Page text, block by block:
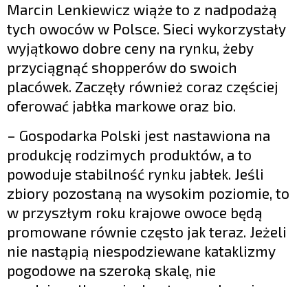
Marcin Lenkiewicz wiąże to z nadpodażą
tych owoców w Polsce. Sieci wykorzystały
wyjątkowo dobre ceny na rynku, żeby
przyciągnąć shopperów do swoich
placówek. Zaczęły również coraz częściej
oferować jabłka markowe oraz bio.
– Gospodarka Polski jest nastawiona na
produkcję rodzimych produktów, a to
powoduje stabilność rynku jabłek. Jeśli
zbiory pozostaną na wysokim poziomie, to
w przyszłym roku krajowe owoce będą
promowane równie często jak teraz. Jeżeli
nie nastąpią niespodziewane kataklizmy
pogodowe na szeroką skalę, nie